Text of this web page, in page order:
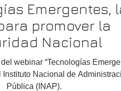
geopolitica
consumo global
Emergentes,
promover la
Nacional
Emergentes
Instituto Nacional de
Pública (INAP).